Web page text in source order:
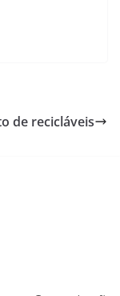
de recicláveis